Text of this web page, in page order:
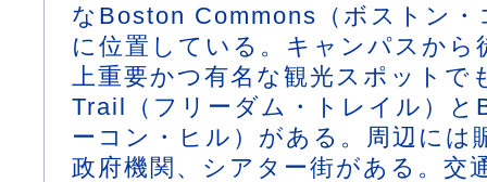
なBoston Commons（ボストン・
に位置している。キャンパスから
上重要かつ有名な観光スポットで
Trail（フリーダム・トレイル）
ーコン・ヒル）がある。周辺には
政府機関、シアター街がある。交